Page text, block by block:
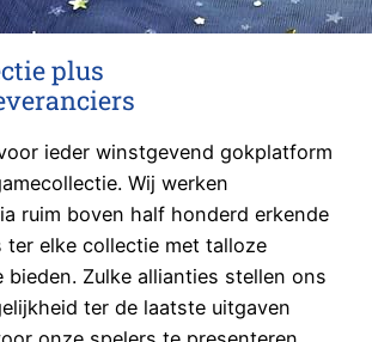
plus
ieder winstgevend gokplatform
Wij werken
ruim boven half honderd erkende
ter elke collectie met talloze
bieden. Zulke allianties stellen ons
ter de laatste uitgaven